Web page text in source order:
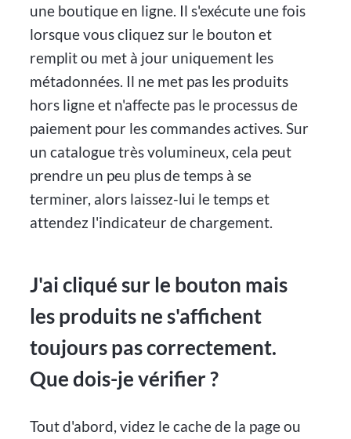
une boutique en ligne. Il s'exécute une fois
lorsque vous cliquez sur le bouton et
remplit ou met à jour uniquement les
métadonnées. Il ne met pas les produits
hors ligne et n'affecte pas le processus de
paiement pour les commandes actives. Sur
un catalogue très volumineux, cela peut
prendre un peu plus de temps à se
terminer, alors laissez-lui le temps et
attendez l'indicateur de chargement.
J'ai cliqué sur le bouton mais
les produits ne s'affichent
toujours pas correctement.
Que dois-je vérifier ?
Tout d'abord, videz le cache de la page ou